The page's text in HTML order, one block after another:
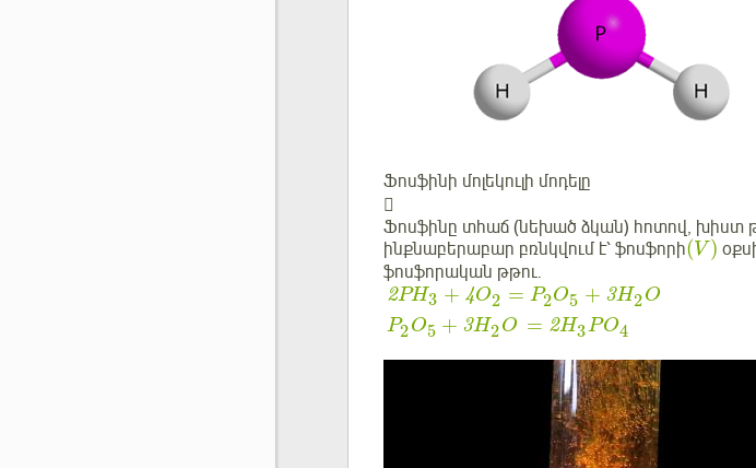
Ֆոսֆինի մոլեկուլի մոդելը

Ֆոսֆինը տհաճ (նեխած ձկան) հոտով, խիստ
ինքնաբերաբար բռնկվում է՝ ֆոսֆորի(V)
ֆոսֆորական թթու․
2PH3 + 4O2 = P2O5 + 3H2O
P2O5 + 3H2O = 2H3PO4